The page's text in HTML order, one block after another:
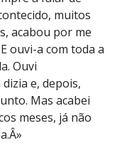
muitos
acabou por me
ouvi-a com toda a
Ouvi
e, depois,
Mas acabei
meses, já não